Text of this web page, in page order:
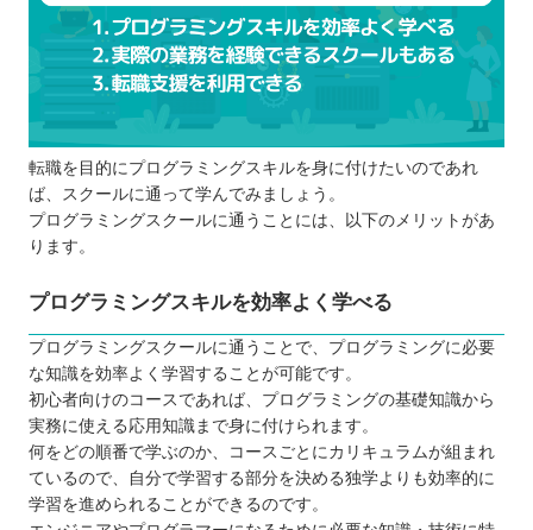
転職を目的にプログラミングスキルを身に付けたいのであれ
ば、スクールに通って学んでみましょう。
プログラミングスクールに通うことには、以下のメリットがあ
ります。
プログラミングスキルを効率よく学べる
プログラミングスクールに通うことで、プログラミングに必要
な知識を効率よく学習することが可能です。
初心者向けのコースであれば、プログラミングの基礎知識から
実務に使える応用知識まで身に付けられます。
何をどの順番で学ぶのか、コースごとにカリキュラムが組まれ
ているので、自分で学習する部分を決める独学よりも効率的に
学習を進められることができるのです。